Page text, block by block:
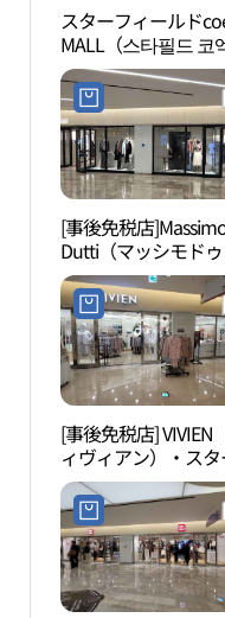
スターフィールド
MALL（스타필드 코
몰）
[事後免税店
Dutti（マッシモド
ィ）・スターフィ
COEXモール店(마시
띠 스타필드 코엑스
[事後免税店] VIVIEN
ィヴィアン）・ス
ィールドCOEXモー
(비비안 스타필드 코
몰점)